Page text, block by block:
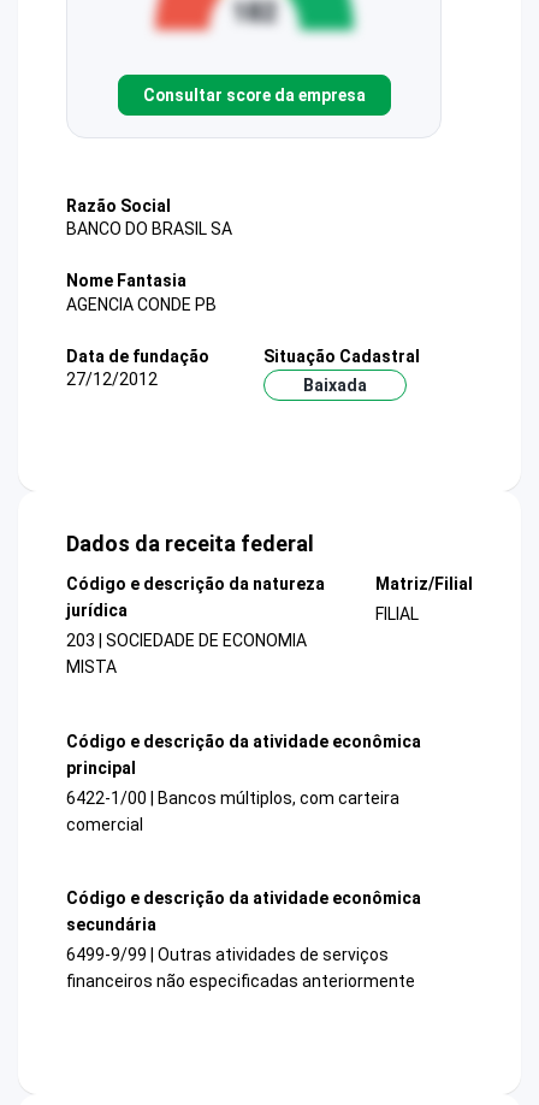
Consultar score da empresa
Razão Social
BANCO DO BRASIL SA
Nome Fantasia
AGENCIA CONDE PB
Data de fundação
27/12/2012
Situação Cadastral
Baixada
Dados da receita federal
Código e descrição da natureza
jurídica
203 | SOCIEDADE DE ECONOMIA
MISTA
Matriz/Filial
FILIAL
Código e descrição da atividade econômica
principal
6422-1/00 | Bancos múltiplos, com carteira
comercial
Código e descrição da atividade econômica
secundária
6499-9/99 | Outras atividades de serviços
financeiros não especificadas anteriormente